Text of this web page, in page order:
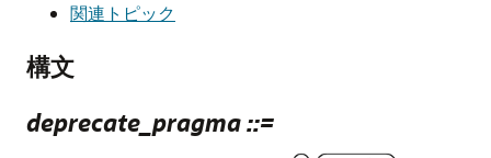
関連トピック
構文
deprecate_pragma ::=